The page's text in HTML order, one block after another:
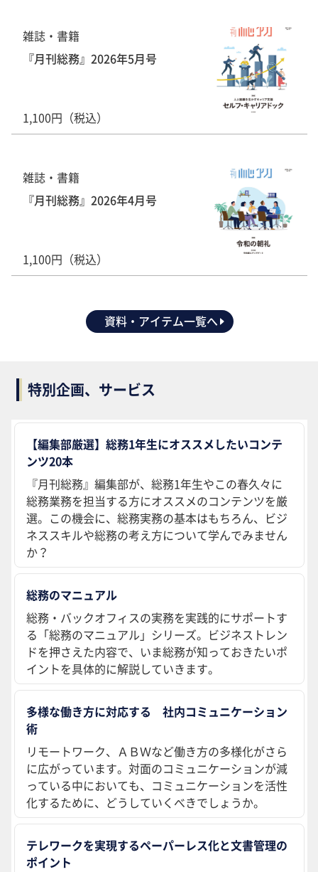
雑誌・書籍
『月刊総務』2026年5月号
1,100円（税込）
雑誌・書籍
『月刊総務』2026年4月号
1,100円（税込）
資料・アイテム一覧へ
特別企画、サービス
【編集部厳選】総務1年生にオススメしたいコンテ
ンツ20本
『月刊総務』編集部が、総務1年生やこの春久々に
総務業務を担当する方にオススメのコンテンツを厳
選。この機会に、総務実務の基本はもちろん、ビジ
ネススキルや総務の考え方について学んでみません
か？
総務のマニュアル
総務・バックオフィスの実務を実践的にサポートす
る「総務のマニュアル」シリーズ。ビジネストレン
ドを押さえた内容で、いま総務が知っておきたいポ
イントを具体的に解説していきます。
多様な働き方に対応する 社内コミュニケーション
術
リモートワーク、ＡＢＷなど働き方の多様化がさら
に広がっています。対面のコミュニケーションが減
っている中においても、コミュニケーションを活性
化するために、どうしていくべきでしょうか。
テレワークを実現するペーパーレス化と文書管理の
ポイント